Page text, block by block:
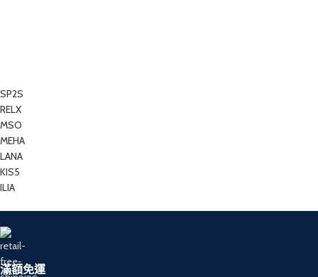
SP2S
RELX
MSO
MEHA
LANA
KIS5
ILIA
滿額免運